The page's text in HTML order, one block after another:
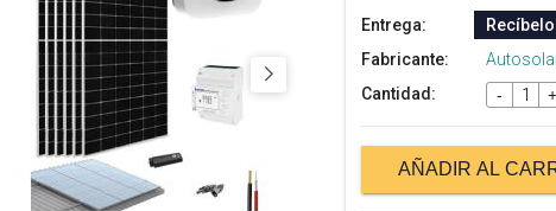
Entrega:
Fabricante:
Cantidad:
- +
AÑADIR AL